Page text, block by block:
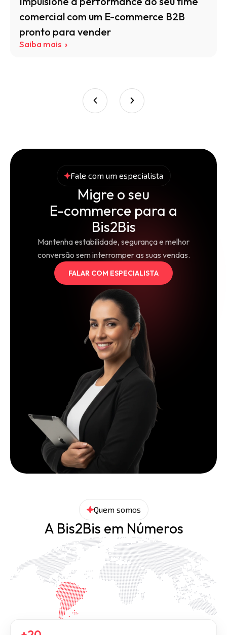
comercial com um E-commerce B2B
pronto para vender
Saiba mais
Fale com um especialista
Migre o seu
E-commerce para a
Bis2Bis
Mantenha estabilidade, segurança e melhor
conversão sem interromper as suas vendas.
FALAR COM ESPECIALISTA
Quem somos
A Bis2Bis em Números